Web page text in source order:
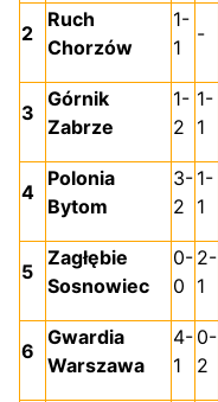
2
Ruch
Chorzów
1-
1
-
3
Górnik
Zabrze
1-
2
1-
1
4
Polonia
Bytom
3-
2
1-
1
5
Zagłębie
Sosnowiec
0-
0
2-
1
6
Gwardia
Warszawa
4-
1
0-
2